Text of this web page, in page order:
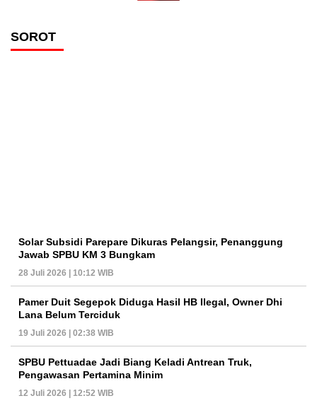
SOROT
Solar Subsidi Parepare Dikuras Pelangsir, Penanggung
Jawab SPBU KM 3 Bungkam
28 Juli 2026 | 10:12 WIB
Pamer Duit Segepok Diduga Hasil HB Ilegal, Owner Dhi
Lana Belum Terciduk
19 Juli 2026 | 02:38 WIB
SPBU Pettuadae Jadi Biang Keladi Antrean Truk,
Pengawasan Pertamina Minim
12 Juli 2026 | 12:52 WIB